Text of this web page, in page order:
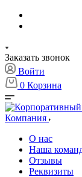
Заказать звонок
Войти
0 Корзина
Компания
О нас
Наша
Отзывы
Реквизиты